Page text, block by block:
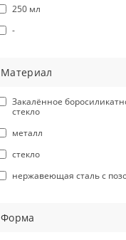
250 мл
-
Материал
Закалённое
стекло
металл
стекло
нержавеющая сталь с
Форма